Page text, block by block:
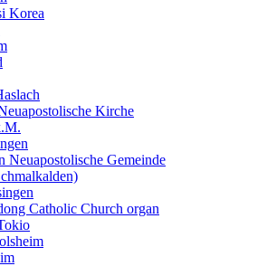
Korea
Kirche
Neuapostolische Gemeinde
Catholic Church organ